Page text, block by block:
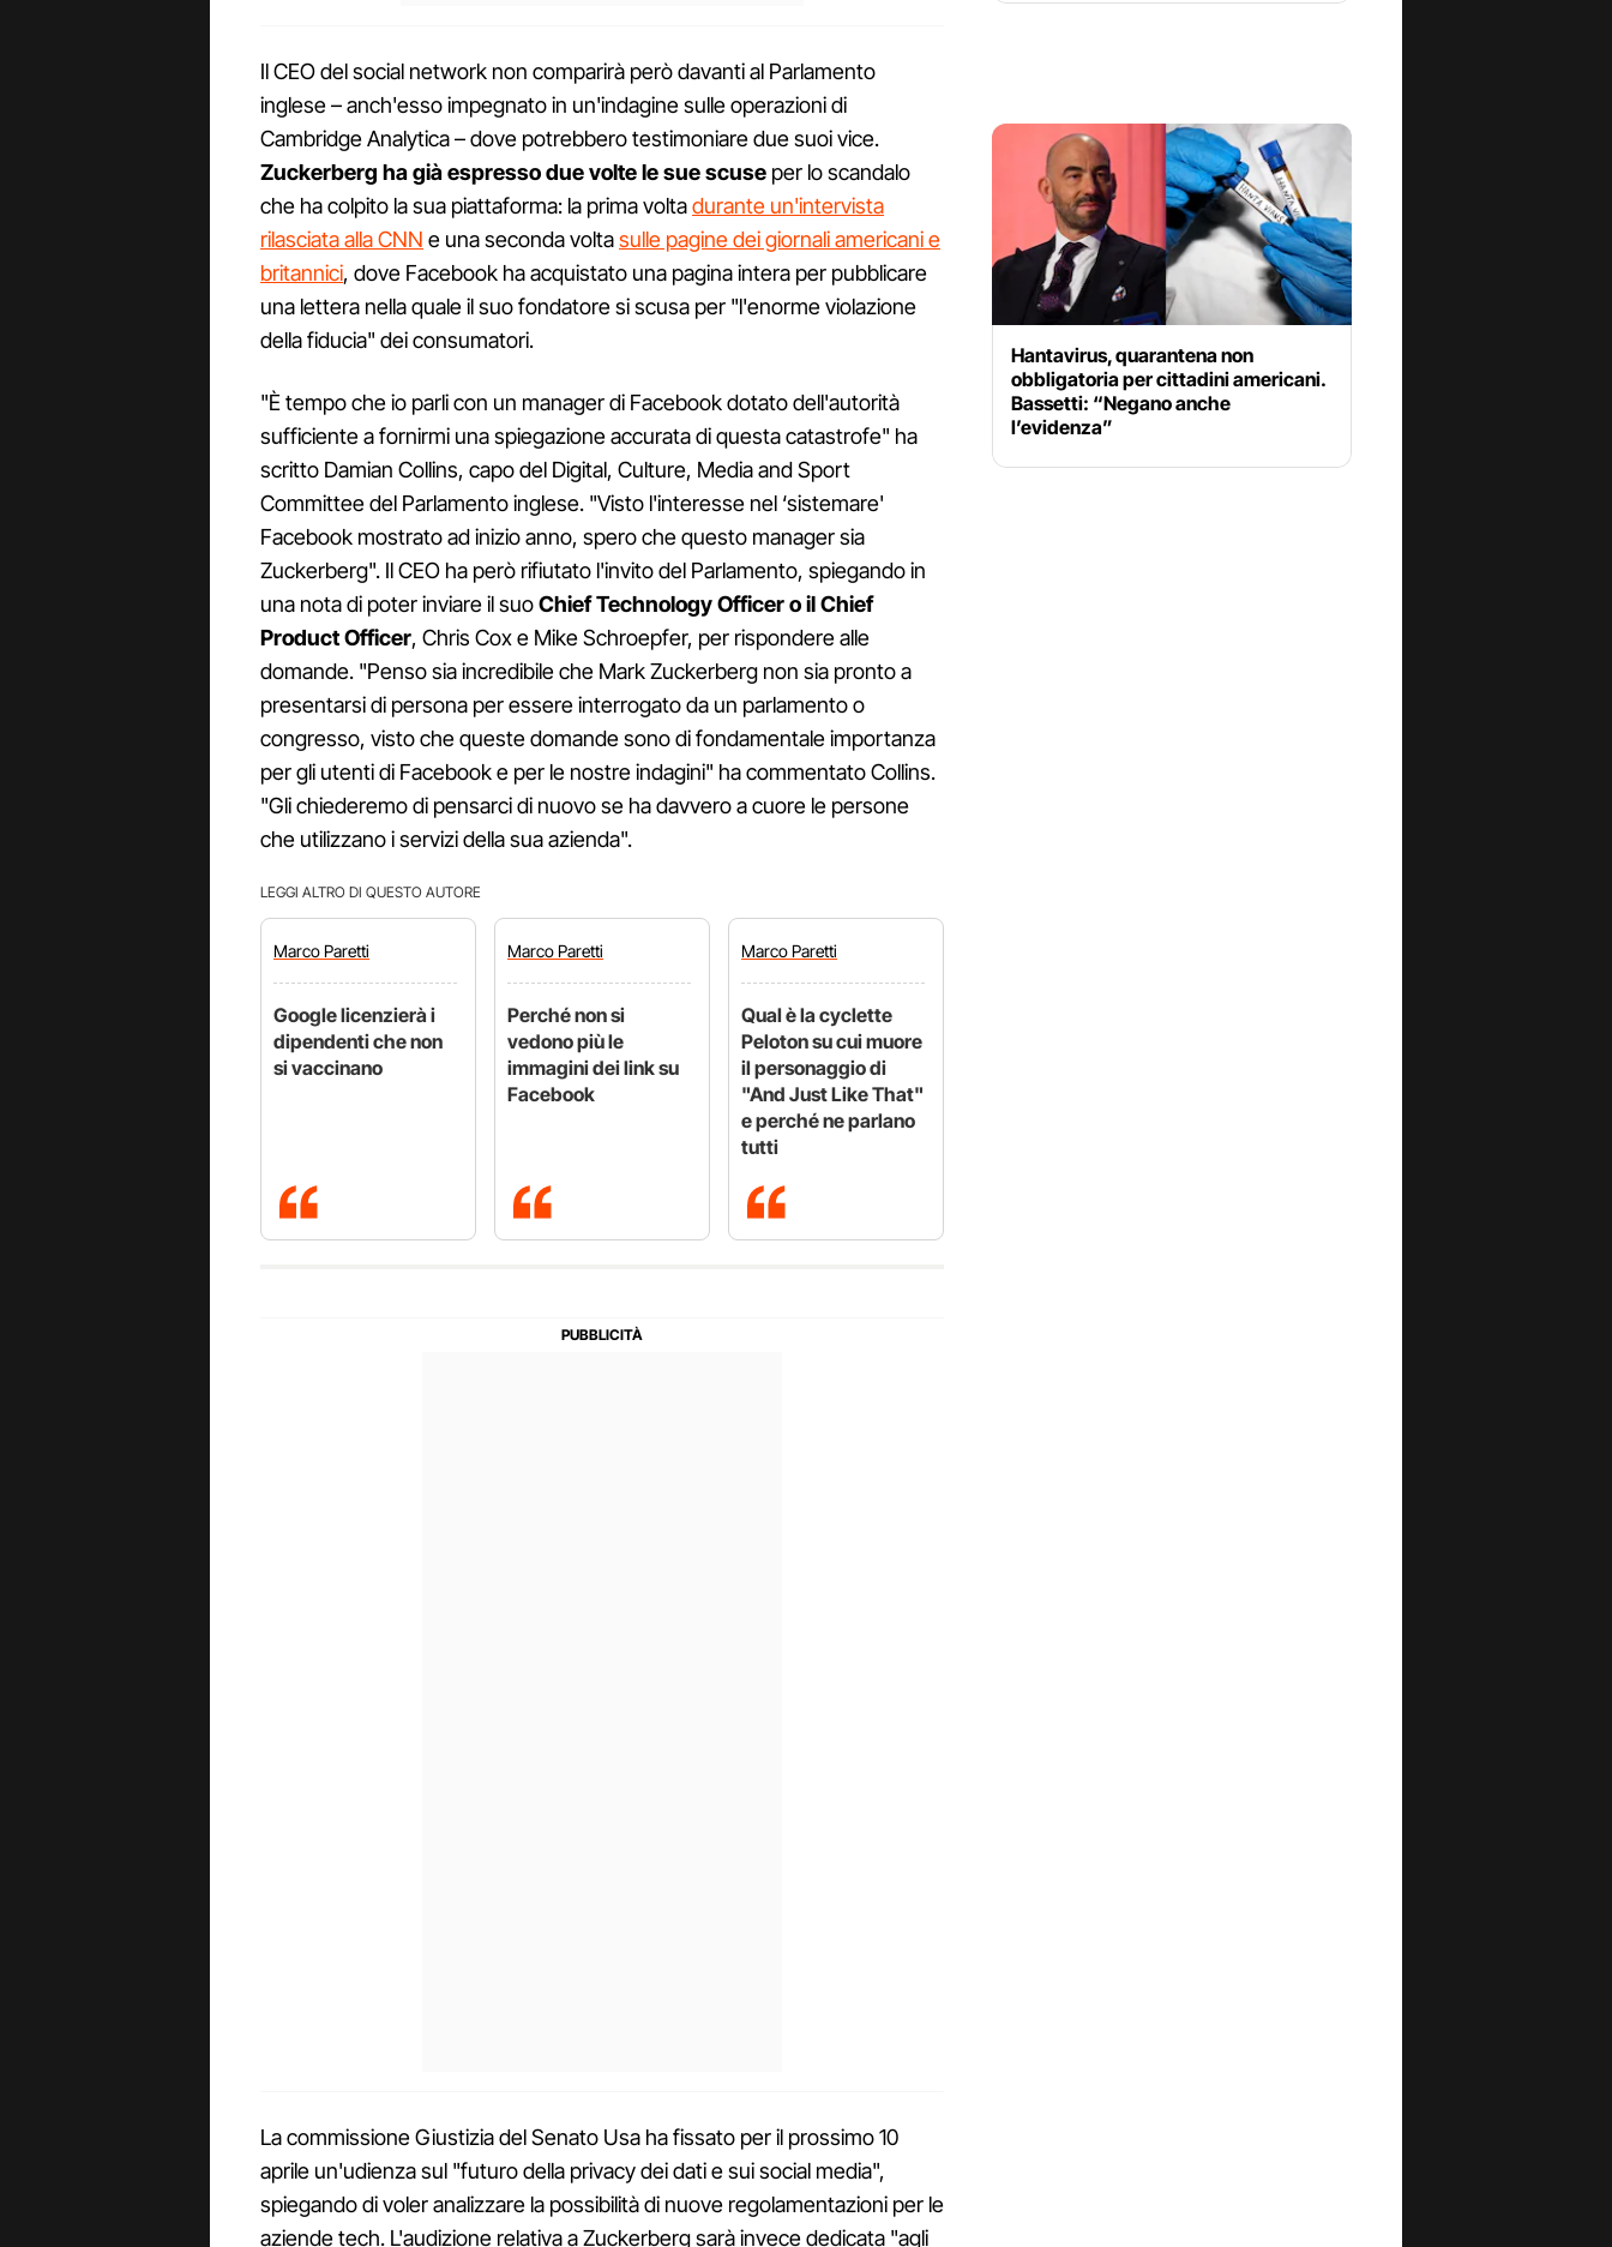
Il CEO del social network non comparirà però davanti al Parlamento
inglese – anch'esso impegnato in un'indagine sulle operazioni di
Cambridge Analytica – dove potrebbero testimoniare due suoi vice.
Zuckerberg ha già espresso due volte le sue scuse per lo scandalo
che ha colpito la sua piattaforma: la prima voltadurante un'intervista
rilasciata alla CNN e una seconda voltasulle pagine dei giornali americani e
britannici, dove Facebook ha acquistato una pagina intera per pubblicare
una lettera nella quale il suo fondatore si scusa per "l'enorme violazione
della fiducia" dei consumatori.
"È tempo che io parli con un manager di Facebook dotato dell'autorità
sufficiente a fornirmi una spiegazione accurata di questa catastrofe" ha
scritto Damian Collins, capo del Digital, Culture, Media and Sport
Committee del Parlamento inglese. "Visto l'interesse nel ‘sistemare'
Facebook mostrato ad inizio anno, spero che questo manager sia
Zuckerberg". Il CEO ha però rifiutato l'invito del Parlamento, spiegando in
una nota di poter inviare il suoChief Technology Officer o il Chief
Product Officer, Chris Cox e Mike Schroepfer, per rispondere alle
domande. "Penso sia incredibile che Mark Zuckerberg non sia pronto a
presentarsi di persona per essere interrogato da un parlamento o
congresso, visto che queste domande sono di fondamentale importanza
per gli utenti di Facebook e per le nostre indagini" ha commentato Collins.
"Gli chiederemo di pensarci di nuovo se ha davvero a cuore le persone
che utilizzano i servizi della sua azienda".
LEGGI ALTRO DI QUESTO AUTORE
MarcoParetti
Google licenzierà i
dipendenti che non
si vaccinano
MarcoParetti
Perché non si
vedono più le
immagini dei link su
Facebook
MarcoParetti
Qual è la cyclette
Peloton su cui muore
il personaggio di
"And Just Like That"
e perché ne parlano
tutti
La commissione Giustizia del Senato Usa ha fissato per il prossimo 10
aprile un'udienza sul "futuro della privacy dei dati e sui social media",
spiegando di voler analizzare la possibilità di nuove regolamentazioni per le
aziende tech. L'audizione relativa a Zuckerberg sarà invece dedicata "agli
Hantavirus, quarantena non
obbligatoria per cittadini americani.
Bassetti: “Negano anche
l’evidenza”